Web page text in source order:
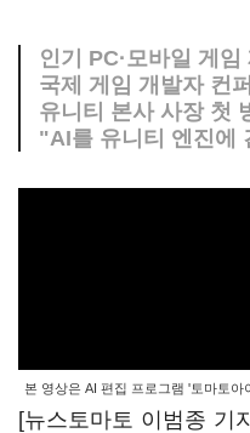
인기 PC·모바일 게임
국제 게임 개발자 컨
유니티 본사 사장 첫
"AI를 유니티 엔진에
본 영상은 AI 편집 프로그램 '토마토아
[뉴스토마토 이범종 기